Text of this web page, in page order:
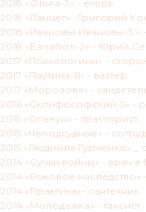
2018 «Ольга-3» - егерь
2018 «Ланцет» -Григорий
2018 «Ивановы-Ивановы-3 »
2018 «Балабол-2» - Юрий
2017 «Психологини» -
2017 «Паутина-11» - вахтер
2017 «Морозова» -
2016 «Склифософский-5» -
2015 «Опекун» - тракторист
2015 «Неподсудные» -
2015 «Людмила Гурченко» _
2014 «Сучьи войны» - врач в
2014 «Роковое наследство»
2014 «Практика»- сантехник
2014 «Молодежка» - таксист